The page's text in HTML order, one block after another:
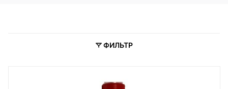
ФИЛЬТР